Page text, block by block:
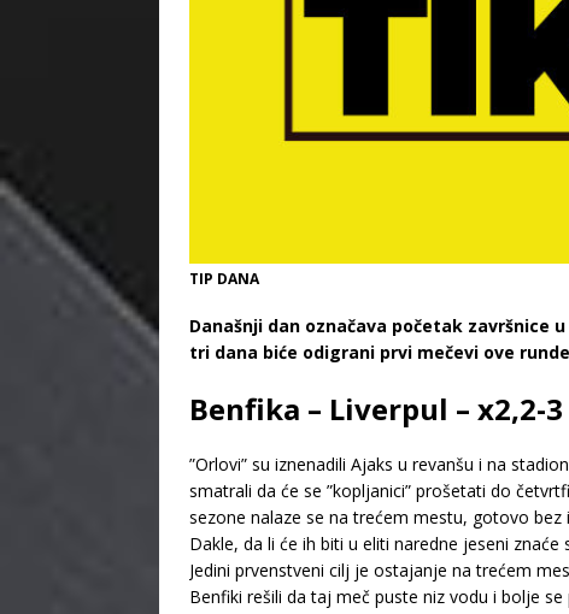
TIP DANA
Današnji dan označava početak završnice
tri dana biće odigrani prvi mečevi ove
Benfika – Liverpul – x2,2-
”Orlovi” su iznenadili Ajaks u revanšu i na
smatrali da će se ”kopljanici” prošetati do
sezone nalaze se na trećem mestu, gotovo
Dakle, da li će ih biti u eliti naredne jeseni
Jedini prvenstveni cilj je ostajanje na trećem
Benfiki rešili da taj meč puste niz vodu i bolje